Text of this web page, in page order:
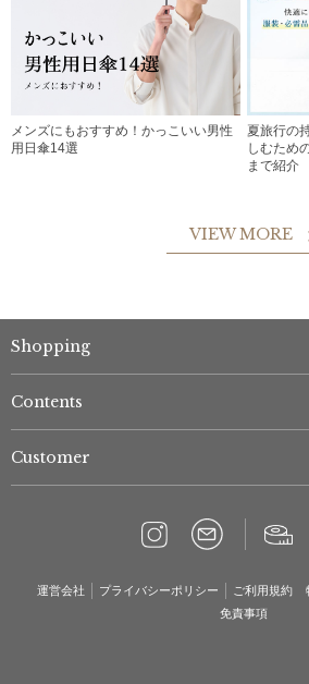
メンズにもおすすめ！かっこいい男性
用日傘14選
夏旅行の
しむため
まで紹介
VIEW MORE
Shopping
Contents
Customer
運営会社 プライバシーポリシー ご利用規約
免責事項